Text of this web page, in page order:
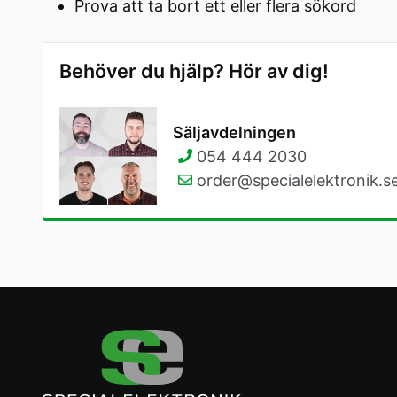
Prova att ta bort ett eller flera sökord
Behöver du hjälp? Hör av dig!
Säljavdelningen
054 444 2030